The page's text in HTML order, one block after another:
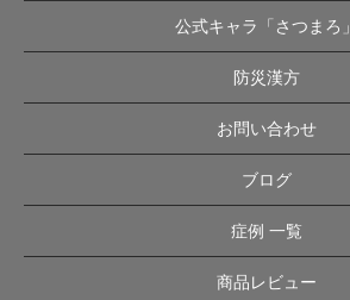
公式キャラ「さつまろ」
防災漢方
お問い合わせ
ブログ
症例 一覧
商品レビュー